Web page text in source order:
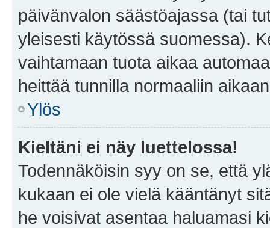
päivänvalon säästöajassa (tai
yleisesti käytössä suomessa).
vaihtamaan tuota aikaa
heittää tunnilla normaaliin
Ylös
Kieltäni ei näy luettelossa!
Todennäköisin syy on se, että
kukaan ei ole vielä kääntänyt
he voisivat asentaa haluamasi